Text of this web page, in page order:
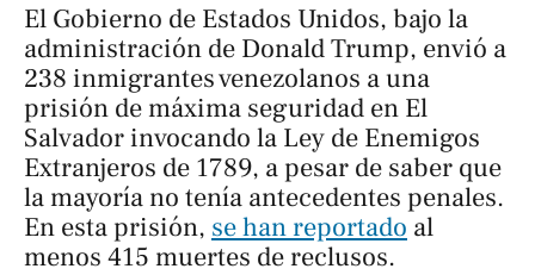
El Gobierno de Estados Unidos, bajo la
administración de Donald Trump, envió a
238 inmigrantes venezolanos a una
prisión de máxima seguridad en El
Salvador invocando la Ley de Enemigos
Extranjeros de 1789, a pesar de saber que
la mayoría no tenía antecedentes penales.
En esta prisión, se han reportado al
menos 415 muertes de reclusos.